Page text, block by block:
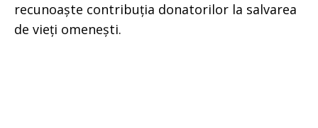
recunoaște contribuția donatorilor la salvarea
de vieți omenești.